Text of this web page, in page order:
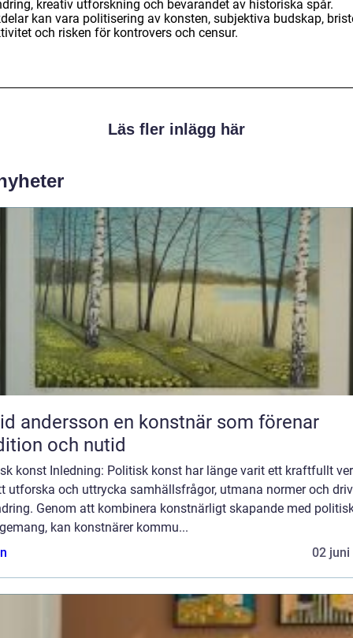
kreativ utforskning och bevarandet av historiska spår.
kan vara politisering av konsten, subjektiva budskap,
och risken för kontrovers och censur.
Läs fler inlägg här
en konstnär som förenar
och nutid
konst Inledning: Politisk konst har länge varit ett kraftfullt
utforska och uttrycka samhällsfrågor, utmana normer och
Genom att kombinera konstnärligt skapande med
kan konstnärer kommu...
02 juni